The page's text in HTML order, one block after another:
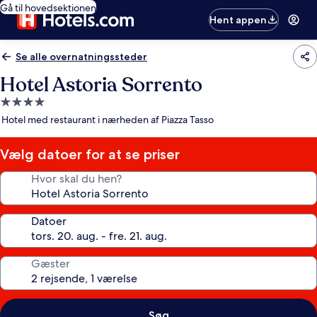
Gå til hovedsektionen
Hent appen
Se alle overnatningssteder
Hotel Astoria Sorrento
4.0-
stjernet
Hotel med restaurant i nærheden af Piazza Tasso
Vælg datoer for at se priser
Hvor skal du hen?
Datoer
Gæster